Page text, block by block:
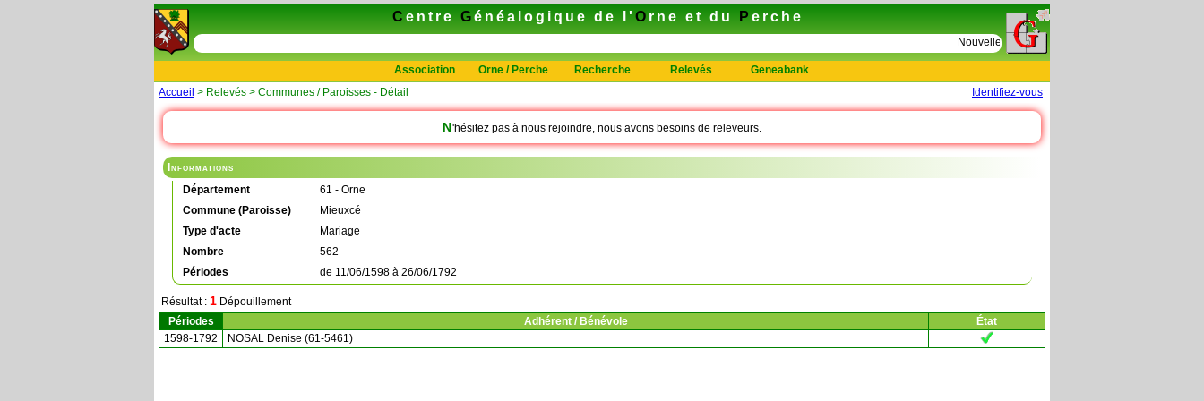
C entre Généalogique de l' O rne et du P erche
Nouvelles tables : 664 actes de D Le Cercueil
Association Orne / Perche Recherche Relevés
Geneabank
Accueil > Relevés > Communes / Paroisses - Détail Identifiez-vous
N'hésitez pas à nous rejoindre, nous avons besoins de releveurs.
Informations
Département
61 - Orne
Commune (Paroisse)
Mieuxcé
Type d'acte
Mariage
Nombre
562
Périodes
de 11/06/1598 à 26/06/1792
Résultat : 1 Dépouillement
Périodes
Adhérent / Bénévole
État
1598-1792
NOSAL Denise (61-5461)